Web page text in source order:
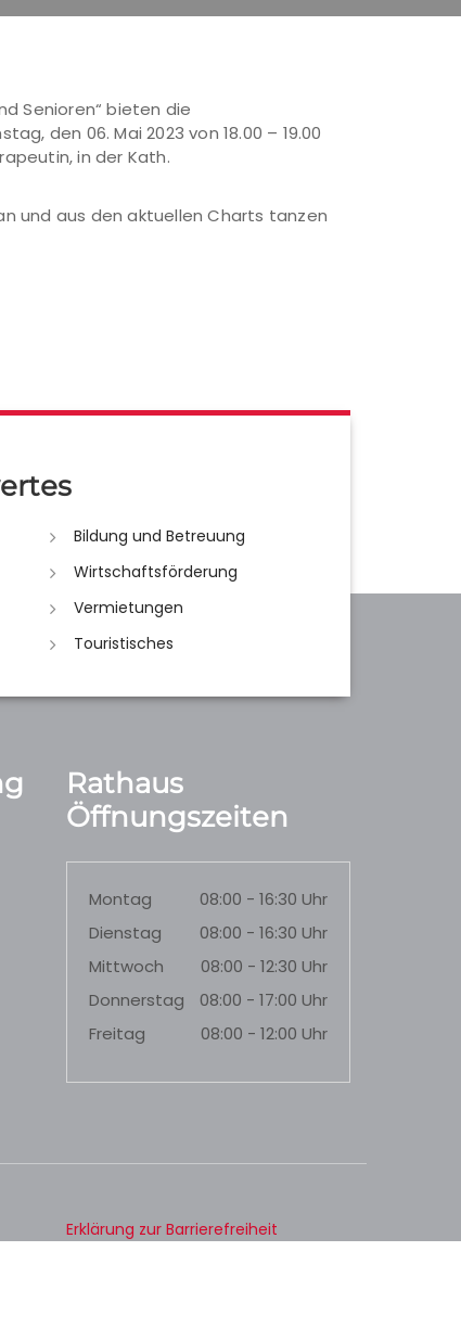
Senioren“ bieten die
den 06. Mai 2023 von 18.00 – 19.00
in der Kath.
und aus den aktuellen Charts tanzen
Bildung und Betreuung
Wirtschaftsförderung
Vermietungen
Touristisches
Rathaus
Öffnungszeiten
Montag
08:00 - 16:30 Uhr
Dienstag
08:00 - 16:30 Uhr
Mittwoch
08:00 - 12:30 Uhr
Donnerstag
08:00 - 17:00 Uhr
Freitag
08:00 - 12:00 Uhr
Erklärung zur Barrierefreiheit